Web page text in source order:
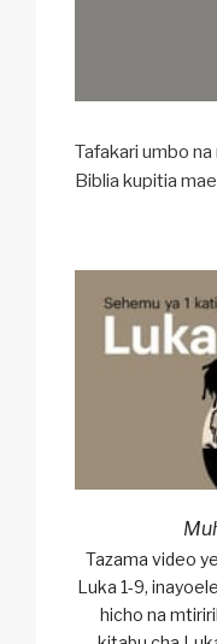
Tafakari umbo
Biblia kupitia
Tazama video
Luka 1-9,
hicho na